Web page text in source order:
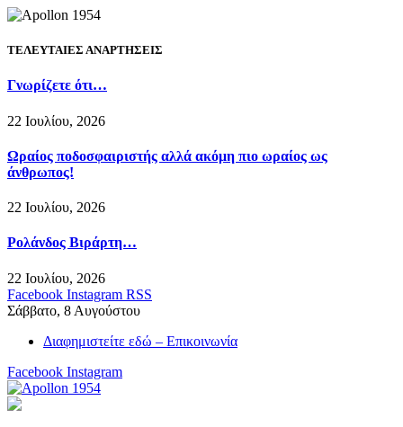
ΤΕΛΕΥΤΑΙΕΣ ΑΝΑΡΤΗΣΕΙΣ
Γνωρίζετε ότι…
22 Ιουλίου, 2026
Ωραίος ποδοσφαιριστής αλλά ακόμη πιο ωραίος ως
άνθρωπος!
22 Ιουλίου, 2026
Ρολάνδος Βιράρτη…
22 Ιουλίου, 2026
Facebook Instagram RSS
Σάββατο, 8 Αυγούστου
Διαφημιστείτε εδώ – Επικοινωνία
Facebook Instagram